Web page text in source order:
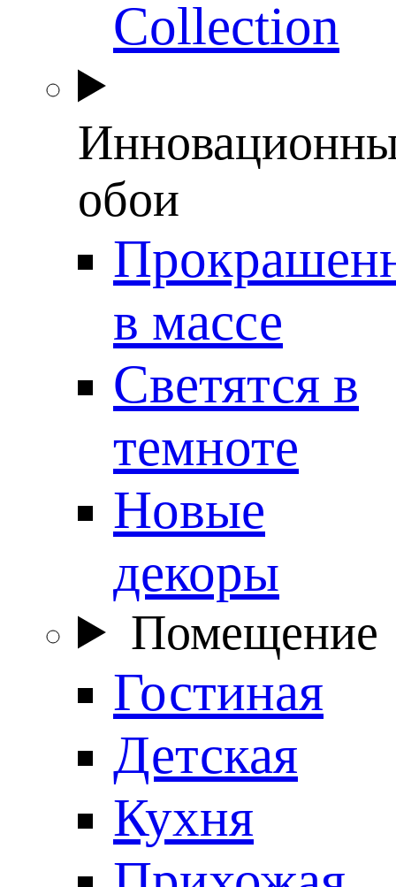
Collection
обои
в массе
Светятся в
темноте
Новые
декоры
Помещение
Гостиная
Детская
Кухня